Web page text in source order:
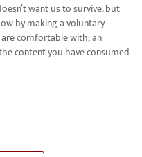
want us to survive, but
by making a voluntary
comfortable with; an
content you have consumed